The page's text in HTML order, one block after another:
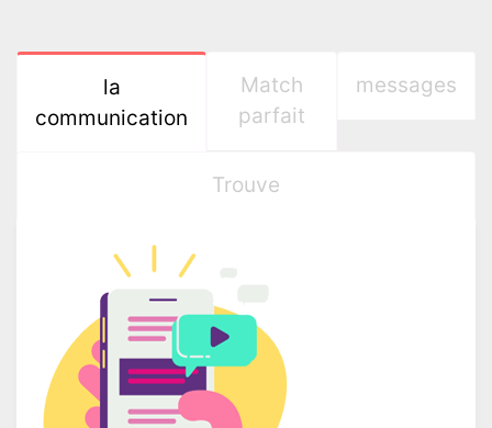
la
communication
Match
parfait
messages
Trouve